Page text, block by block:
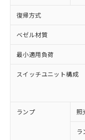
復帰方式
ベゼル材質
最小適用負荷
スイッチユニット構成
ランプ 照
ラ
対応済み
非含有に対